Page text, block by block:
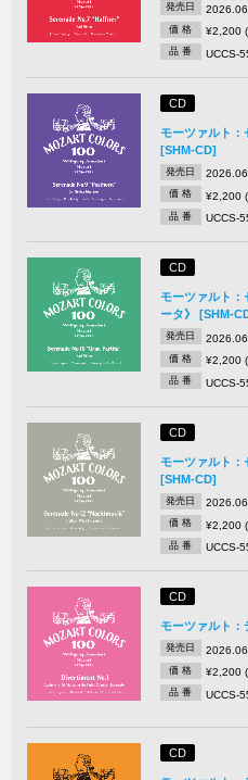
発売日
価 格 ¥2,200
品 番 UCCS-
CD
モーツァルト：
[SHM-CD]
発売日
価 格 ¥2,200
品 番 UCCS-
CD
モーツァルト：
ータ》 [SHM-
発売日
価 格 ¥2,200
品 番 UCCS-
CD
モーツァルト：
[SHM-CD]
発売日
価 格 ¥2,200
品 番 UCCS-
CD
モーツァルト：
発売日
価 格 ¥2,200
品 番 UCCS-
CD